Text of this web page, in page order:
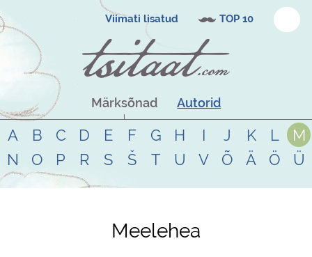
Viimati lisatud TOP 10
Märksõnad Autorid
A B C D E F G H I J K L
M
N
O P R S Š T U V Õ Ä Ö Ü
Tsitaadid teemalmeelehea
Meelehea